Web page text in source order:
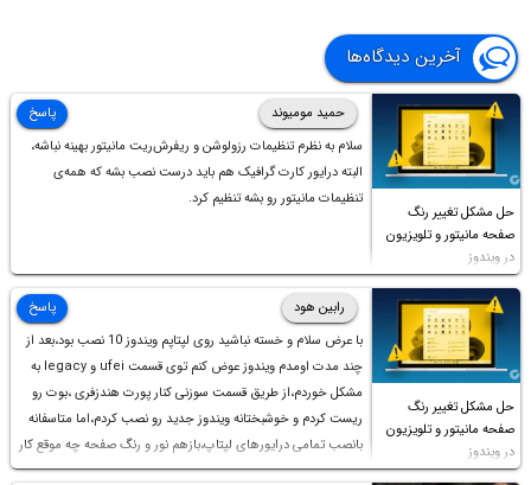
آخرین دیدگاه‌ها
حل مشکل تغییر رنگ
صفحه مانیتور و تلویزیون
در ویندوز
حمید مومیوند
سلام به نظرم تنظیمات رزولوشن و ریفرش‌ریت مانیتور بهینه نباشه،
البته درایور کارت گرافیک هم باید درست نصب بشه که همه‌ی
تنظیمات مانیتور رو بشه تنظیم کرد.
پاسخ
حل مشکل تغییر رنگ
صفحه مانیتور و تلویزیون
در ویندوز
رابین هود
با عرض سلام و خسته نباشید روی لپتاپم ویندوز 10 نصب بود،بعد از
چند مدت اومدم ویندوز عوض کنم توی قسمت ufei و legacy به
مشکل خوردم،از طریق قسمت سوزنی کنار پورت هندزفری ،بوت رو
ریست کردم و خوشبختانه ویندوز جدید رو نصب کردم،اما متاسفانه
بانصب تمامی درایورهای لپتاپ،بازهم نور و رنگ صفحه چه موقع کار
چه موقع پخش فیلم مثل سابق نیست(نور زیاده و بی کیفیت)،با
پاسخ